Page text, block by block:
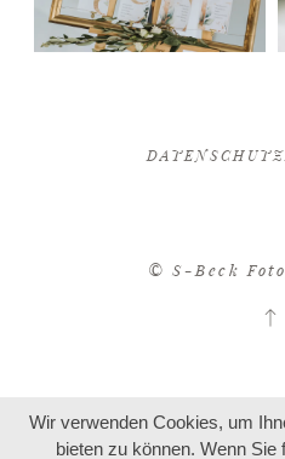
© S-Beck
Wir verwenden Cookies, um
bieten zu können. Wenn Sie